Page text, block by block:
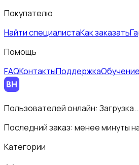
Покупателю
Найти специалистаКак заказать
Помощь
FAQКонтактыПоддержкаОбучение
Пользователей онлайн: Загрузка...
Последний заказ: менее минуты
Категории